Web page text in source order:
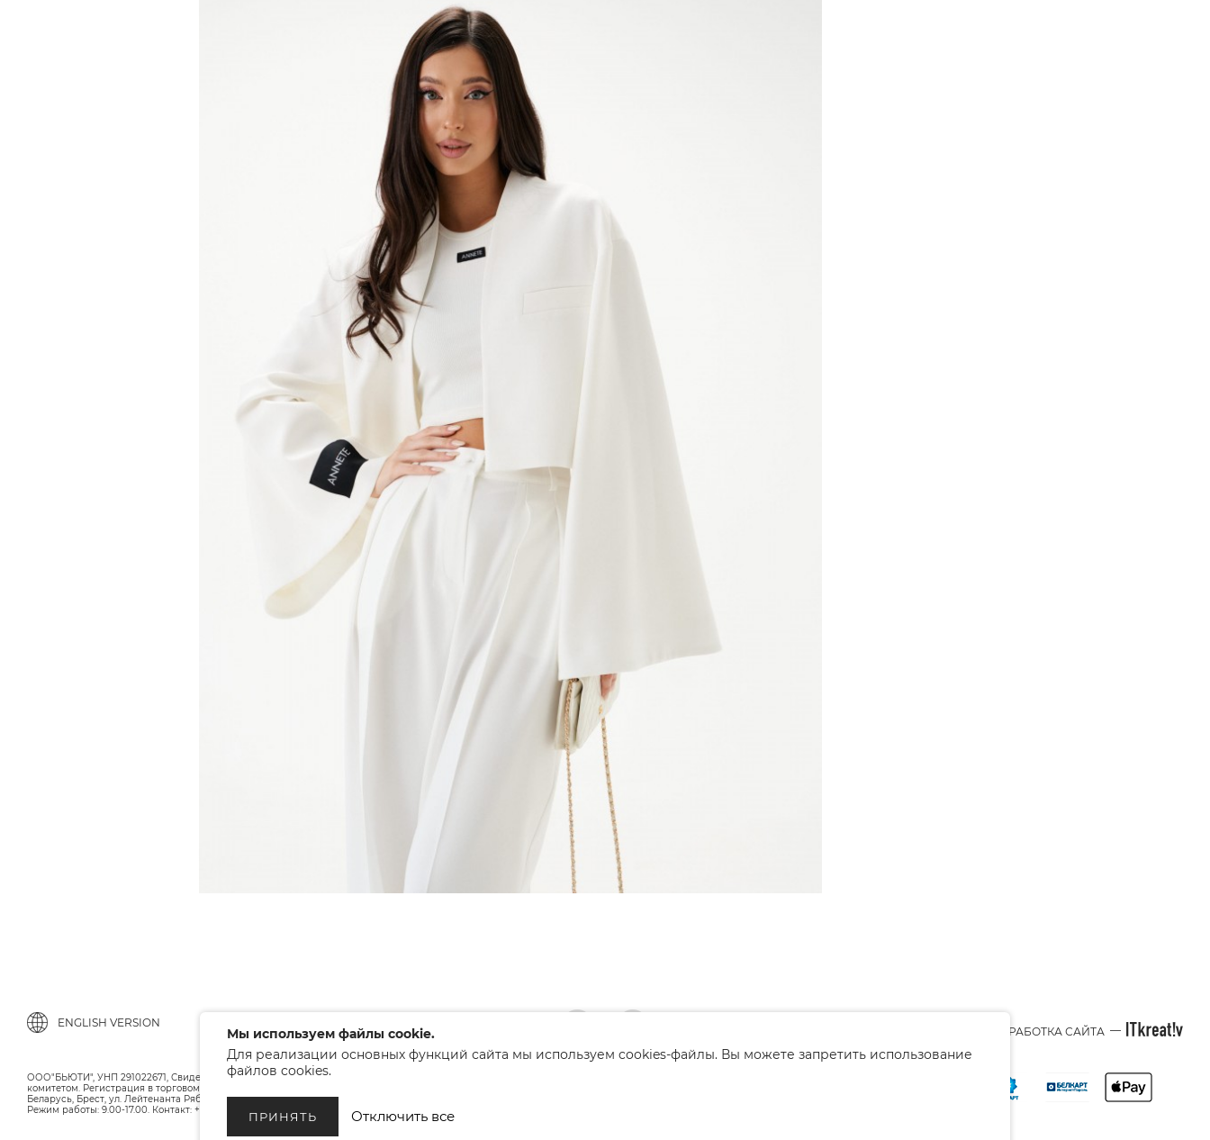
ENGLISH VERSION
—
РАЗРАБОТКА САЙТА
ООО"БЬЮТИ", УНП 291022671, Свидельство о регистрации 05.10.2010 Брестским районым исполнительным
комитетом. Регистрация в торговом реестре 12.01.2018, номер 402445.
Беларусь, Брест, ул. Лейтенанта Рябцева 75
Режим работы: 9.00-17.00. Контакт: +375 (33) 379-10-80
Мы используем файлы cookie.
Для реализации основных функций сайта мы используем cookies-файлы. Вы можете запретить использование
файлов cookies.
ПРИНЯТЬ Отключить все